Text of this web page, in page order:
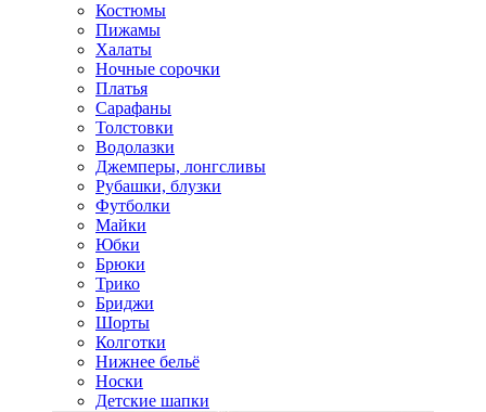
Костюмы
Пижамы
Халаты
Ночные сорочки
Платья
Сарафаны
Толстовки
Водолазки
Джемперы, лонгсливы
Рубашки, блузки
Футболки
Майки
Юбки
Брюки
Трико
Бриджи
Шорты
Колготки
Нижнее бельё
Носки
Детские шапки